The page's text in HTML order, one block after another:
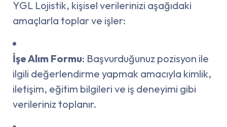
YGL Lojistik, kişisel verilerinizi aşağıdaki
amaçlarla toplar ve işler:
İşe Alım Formu: Başvurduğunuz pozisyon ile
ilgili değerlendirme yapmak amacıyla kimlik,
iletişim, eğitim bilgileri ve iş deneyimi gibi
verileriniz toplanır.